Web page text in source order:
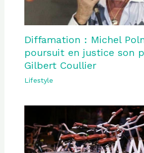
Diffamation : Michel
poursuit en justice son
Gilbert Coullier
Lifestyle